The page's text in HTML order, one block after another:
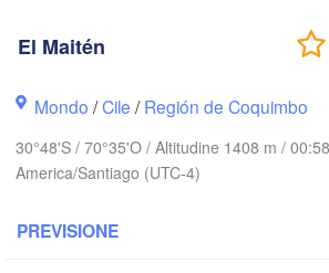
El Maitén
Mondo /Cile /Región de Coquimbo
30°48'S / 70°35'O / Altitudine 1408 m /
America/Santiago (UTC-4)
PREVISIONE